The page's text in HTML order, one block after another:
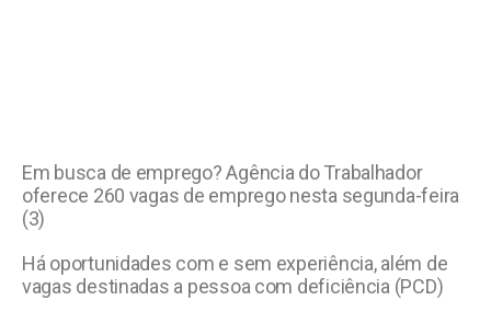
Em busca de emprego? Agência do Trabalhador
oferece 260 vagas de emprego nesta segunda-feira
(3)
Há oportunidades com e sem experiência, além de
vagas destinadas a pessoa com deficiência (PCD)